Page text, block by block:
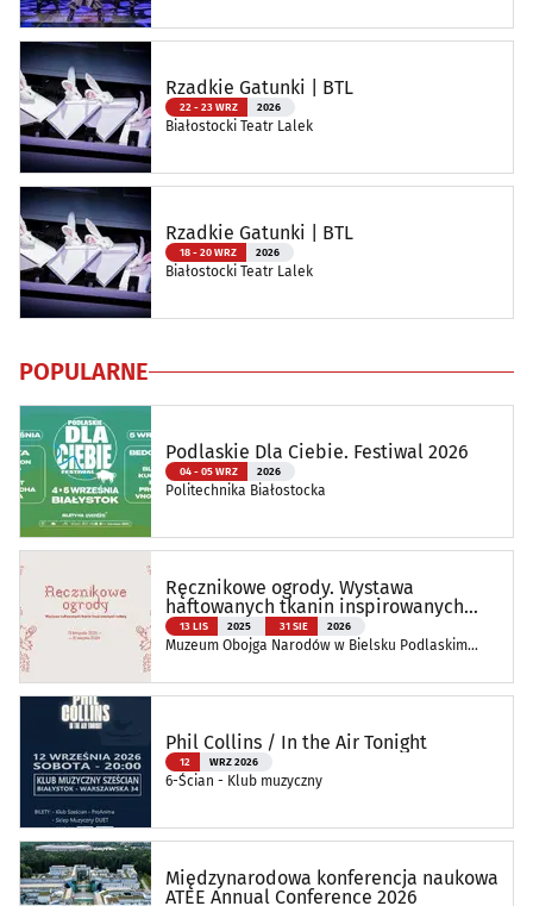
Rzadkie Gatunki | BTL
22 - 23 WRZ 2026
Białostocki Teatr Lalek
Rzadkie Gatunki | BTL
18 - 20 WRZ 2026
Białostocki Teatr Lalek
POPULARNE
Podlaskie Dla Ciebie. Festiwal 2026
04 - 05 WRZ 2026
Politechnika Białostocka
Ręcznikowe ogrody. Wystawa
haftowanych tkanin inspirowanych
naturą
13 LIS 2025 31 SIE 2026
Muzeum Obojga Narodów w Bielsku Podlaskim
Phil Collins / In the Air Tonight
12 WRZ 2026
6-Ścian - Klub muzyczny
Międzynarodowa konferencja naukowa
ATEE Annual Conference 2026